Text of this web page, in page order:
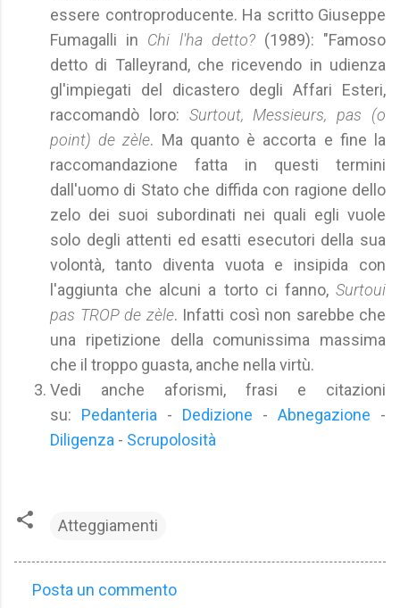
essere controproducente. Ha scritto Giuseppe
Fumagalli in Chi l'ha detto?(1989): "Famoso
detto di Talleyrand, che ricevendo in udienza
gl'impiegati del dicastero degli Affari Esteri,
raccomandò loro: Surtout, Messieurs, pas (o
point) de zèle. Ma quanto è accorta e fine la
raccomandazione fatta in questi termini
dall'uomo di Stato che diffida con ragione dello
zelo dei suoi subordinati nei quali egli vuole
solo degli attenti ed esatti esecutori della sua
volontà, tanto diventa vuota e insipida con
l'aggiunta che alcuni a torto ci fanno, Surtoui
pas TROP de zèle. Infatti così non sarebbe che
una ripetizione della comunissima massima
che il troppo guasta, anche nella virtù.
Vedi anche aforismi, frasi e citazioni
su: Pedanteria - Dedizione - Abnegazione -
Diligenza - Scrupolosità
Atteggiamenti
Posta un commento